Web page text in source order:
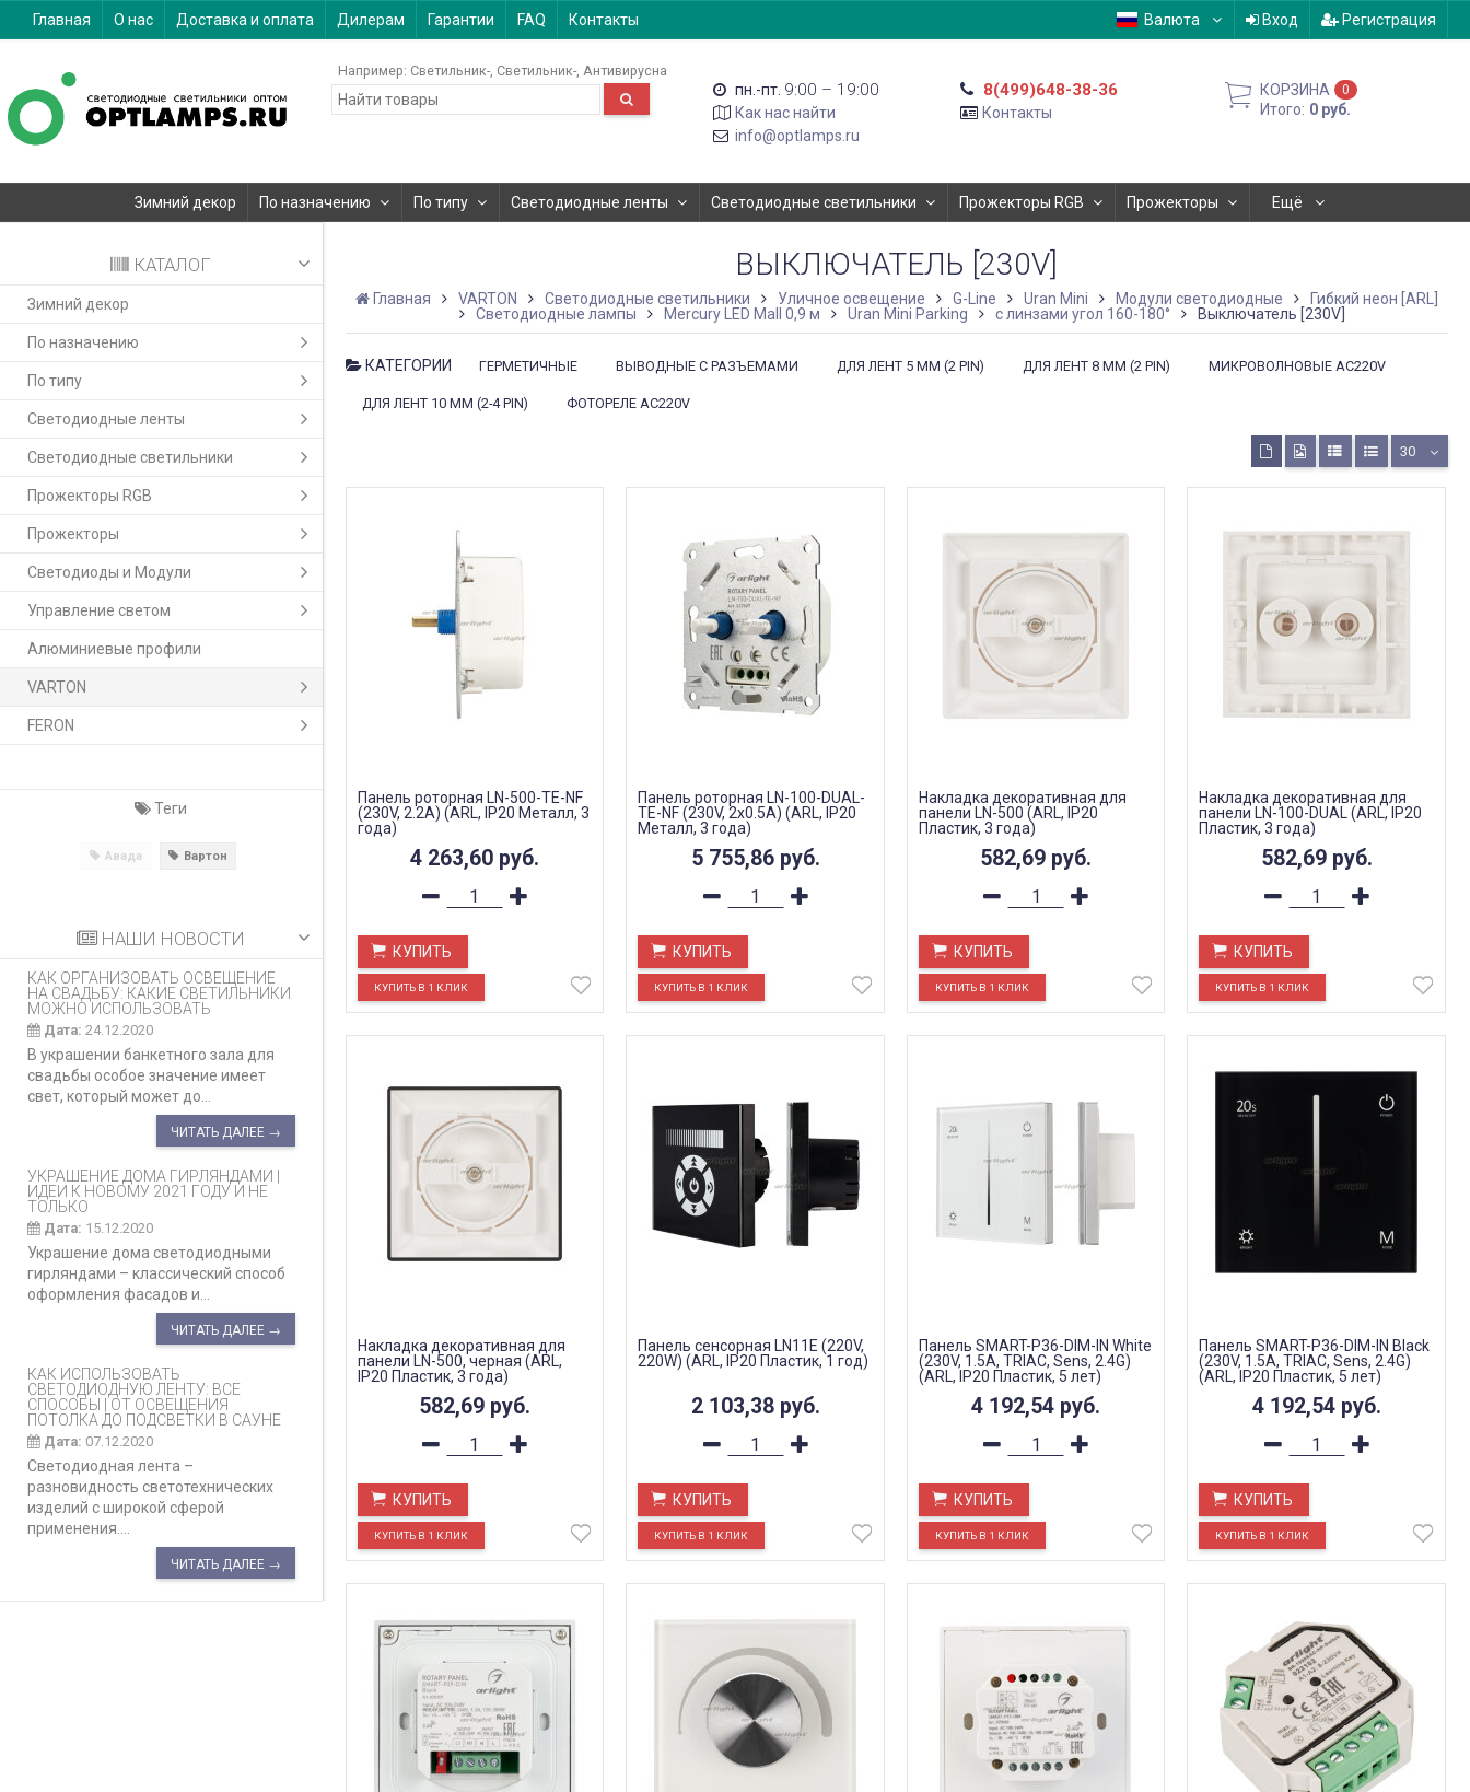
Главная О нас Доставка и оплата Дилерам Гарантии FAQ Контакты Валюта Вход Регистрация
Например: Светильник- Светильник- Антивирусна
пн.-пт. 9:00 – 19:00
Как нас найти
info@optlamps.ru
8(499)648-38-36
Контакты
КОРЗИНА 0
Итого: 0 руб.
Зимний декор По назначению По типу Светодиодные ленты Светодиодные светильники Прожекторы RGB Прожекторы Ещё
КАТАЛОГ
Зимний декор
По назначению
По типу
Светодиодные ленты
Светодиодные светильники
Прожекторы RGB
Прожекторы
Светодиоды и Модули
Управление светом
Алюминиевые профили
VARTON
FERON
Теги
Авада Вартон
НАШИ НОВОСТИ
КАК ОРГАНИЗОВАТЬ ОСВЕЩЕНИЕ
НА СВАДЬБУ: КАКИЕ СВЕТИЛЬНИКИ
МОЖНО ИСПОЛЬЗОВАТЬ
Дата: 24.12.2020
В украшении банкетного зала для
свадьбы особое значение имеет
свет, который может до...
ЧИТАТЬ ДАЛЕЕ →
УКРАШЕНИЕ ДОМА ГИРЛЯНДАМИ |
ИДЕИ К НОВОМУ 2021 ГОДУ И НЕ
ТОЛЬКО
Дата: 15.12.2020
Украшение дома светодиодными
гирляндами – классический способ
оформления фасадов и...
ЧИТАТЬ ДАЛЕЕ →
КАК ИСПОЛЬЗОВАТЬ
СВЕТОДИОДНУЮ ЛЕНТУ: ВСЕ
СПОСОБЫ | ОТ ОСВЕЩЕНИЯ
ПОТОЛКА ДО ПОДСВЕТКИ В САУНЕ
Дата: 07.12.2020
Светодиодная лента –
разновидность светотехнических
изделий с широкой сферой
применения....
ЧИТАТЬ ДАЛЕЕ →
ВЫКЛЮЧАТЕЛЬ [230V]
Главная VARTON Светодиодные светильники Уличное освещение G-Line Uran Mini Модули светодиодные
Гибкий неон [ARL]
Светодиодные лампы
Mercury LED Mall 0,9 м Uran Mini Parking с линзами угол 160-180° Выключатель [230V]
КАТЕГОРИИ ГЕРМЕТИЧНЫЕ ВЫВОДНЫЕ С РАЗЪЕМАМИ ДЛЯ ЛЕНТ 5 ММ (2 PIN) ДЛЯ ЛЕНТ 8 ММ (2 PIN) МИКРОВОЛНОВЫЕ AC220V
ДЛЯ ЛЕНТ 10 ММ (2-4 PIN) ФОТОРЕЛЕ AC220V
30
Панель роторная LN-500-TE-NF
(230V, 2.2A) (ARL, IP20 Металл, 3
года)
4 263,60 руб.
КУПИТЬ
Панель роторная LN-100-DUAL-
TE-NF (230V, 2x0.5A) (ARL, IP20
Металл, 3 года)
5 755,86 руб.
КУПИТЬ
Накладка декоративная для
панели LN-500 (ARL, IP20
Пластик, 3 года)
582,69 руб.
КУПИТЬ
Накладка декоративная для
панели LN-100-DUAL (ARL, IP20
Пластик, 3 года)
582,69 руб.
КУПИТЬ
Накладка декоративная для
панели LN-500, черная (ARL,
IP20 Пластик, 3 года)
582,69 руб.
КУПИТЬ
Панель сенсорная LN11E (220V,
220W) (ARL, IP20 Пластик, 1 год)
2 103,38 руб.
КУПИТЬ
Панель SMART-P36-DIM-IN White
(230V, 1.5A, TRIAC, Sens, 2.4G)
(ARL, IP20 Пластик, 5 лет)
4 192,54 руб.
КУПИТЬ
Панель SMART-P36-DIM-IN Black
(230V, 1.5A, TRIAC, Sens, 2.4G)
(ARL, IP20 Пластик, 5 лет)
4 192,54 руб.
КУПИТЬ